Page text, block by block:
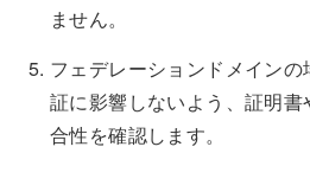
ません。
フェデレーションドメイン
証に影響しないよう、証明
合性を確認します。